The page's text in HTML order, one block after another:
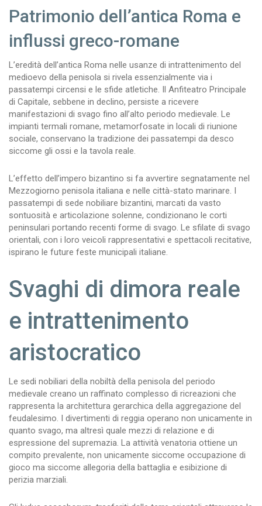
Patrimonio dell’antica Roma e
influssi greco-romane
L’eredità dell’antica Roma nelle usanze di intrattenimento del
medioevo della penisola si rivela essenzialmente via i
passatempi circensi e le sfide atletiche. Il Anfiteatro Principale
di Capitale, sebbene in declino, persiste a ricevere
manifestazioni di svago fino all’alto periodo medievale. Le
impianti termali romane, metamorfosate in locali di riunione
sociale, conservano la tradizione dei passatempi da desco
siccome gli ossi e la tavola reale.
L’effetto dell’impero bizantino si fa avvertire segnatamente nel
Mezzogiorno penisola italiana e nelle città-stato marinare. I
passatempi di sede nobiliare bizantini, marcati da vasto
sontuosità e articolazione solenne, condizionano le corti
peninsulari portando recenti forme di svago. Le sfilate di svago
orientali, con i loro veicoli rappresentativi e spettacoli recitative,
ispirano le future feste municipali italiane.
Svaghi di dimora reale
e intrattenimento
aristocratico
Le sedi nobiliari della nobiltà della penisola del periodo
medievale creano un raffinato complesso di ricreazioni che
rappresenta la architettura gerarchica della aggregazione del
feudalesimo. I divertimenti di reggia operano non unicamente in
quanto svago, ma altresì quale mezzi di relazione e di
espressione del supremazia. La attività venatoria ottiene un
compito prevalente, non unicamente siccome occupazione di
gioco ma siccome allegoria della battaglia e esibizione di
perizia marziali.